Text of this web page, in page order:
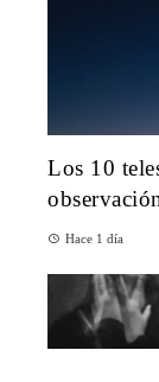
Los 10
Hace 1 día